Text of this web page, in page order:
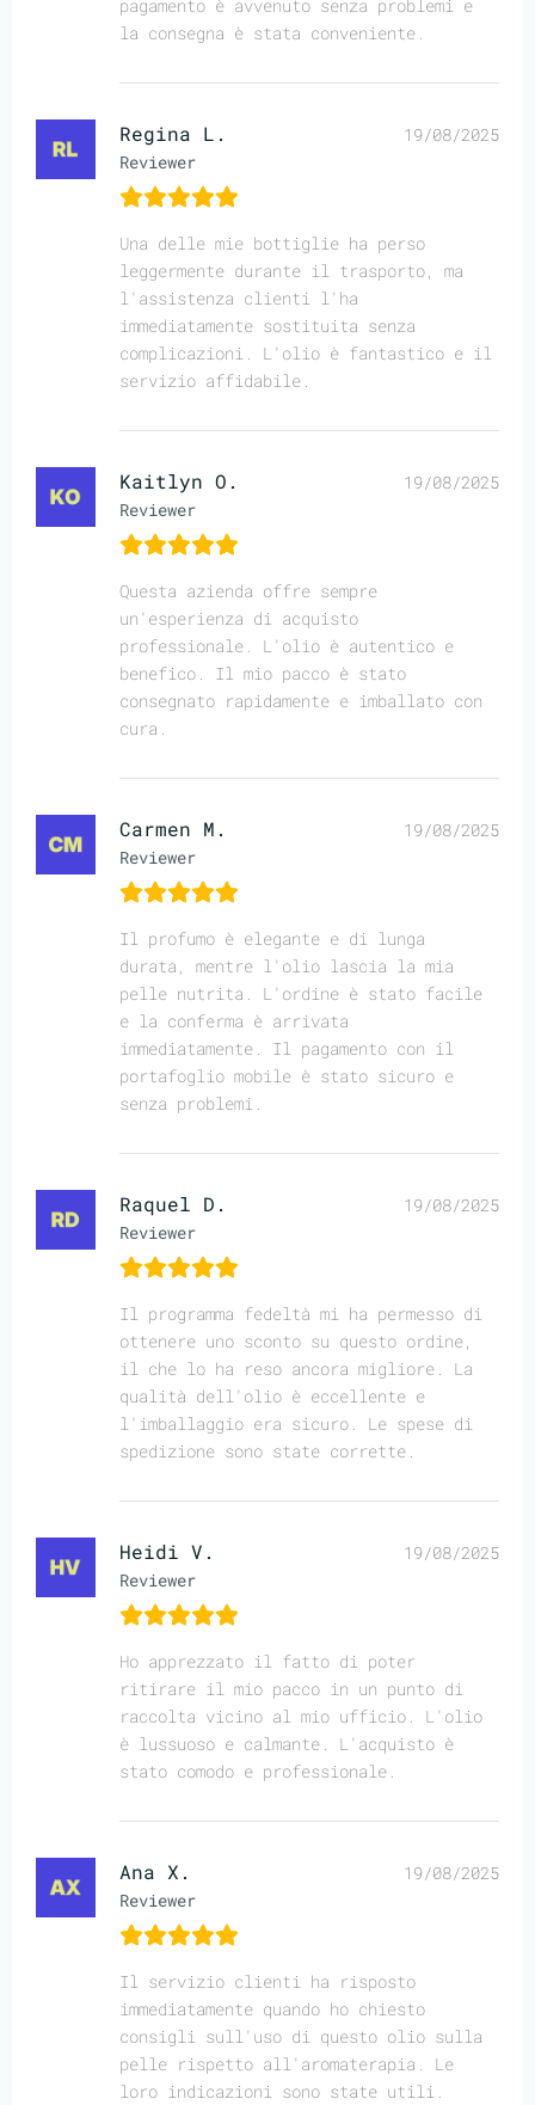
pagamento è avvenuto senza problemi e
la consegna è stata conveniente.
Regina L.
Reviewer
19/08/2025
Una delle mie bottiglie ha perso
leggermente durante il trasporto, ma
l'assistenza clienti l'ha
immediatamente sostituita senza
complicazioni. L'olio è fantastico e il
servizio affidabile.
Kaitlyn O.
Reviewer
19/08/2025
Questa azienda offre sempre
un'esperienza di acquisto
professionale. L'olio è autentico e
benefico. Il mio pacco è stato
consegnato rapidamente e imballato con
cura.
Carmen M.
Reviewer
19/08/2025
Il profumo è elegante e di lunga
durata, mentre l'olio lascia la mia
pelle nutrita. L'ordine è stato facile
e la conferma è arrivata
immediatamente. Il pagamento con il
portafoglio mobile è stato sicuro e
senza problemi.
Raquel D.
Reviewer
19/08/2025
Il programma fedeltà mi ha permesso di
ottenere uno sconto su questo ordine,
il che lo ha reso ancora migliore. La
qualità dell'olio è eccellente e
l'imballaggio era sicuro. Le spese di
spedizione sono state corrette.
Heidi V.
Reviewer
19/08/2025
Ho apprezzato il fatto di poter
ritirare il mio pacco in un punto di
raccolta vicino al mio ufficio. L'olio
è lussuoso e calmante. L'acquisto è
stato comodo e professionale.
Ana X.
Reviewer
19/08/2025
Il servizio clienti ha risposto
immediatamente quando ho chiesto
consigli sull'uso di questo olio sulla
pelle rispetto all'aromaterapia. Le
loro indicazioni sono state utili.